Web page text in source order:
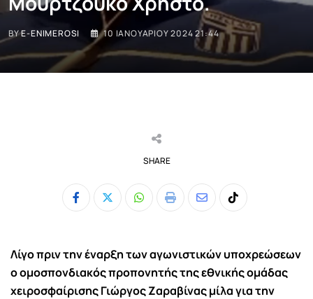
BYE-ENIMEROSI 10 ΙΑΝΟΥΑΡΊΟΥ 2024 21:44
SHARE
Whatsapp
Print
ShareTiktok
Λίγο πριν την έναρξη των αγωνιστικών υποχρεώσεων
ο ομοσπονδιακός προπονητής της εθνικής ομάδας
χειροσφαίρισης Γιώργος Ζαραβίνας μίλα για την